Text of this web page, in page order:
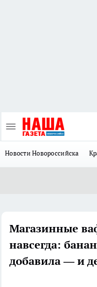
Новости Новороссийска
Магазинные
навсегда:
добавила — и